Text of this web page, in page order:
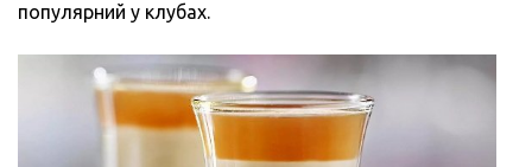
популярний у клубах.